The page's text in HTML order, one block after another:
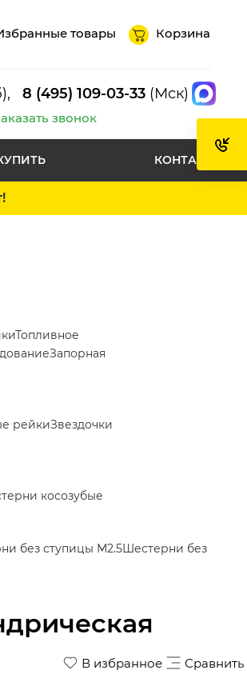
товары Корзина
8 (495) 109-03-33 (Мск)
звонок
КОНТАКТЫ
Топливное
Запорная
рейкиЗвездочки
косозубые
без ступицы М2.5Шестерни без
В избранное Сравнить